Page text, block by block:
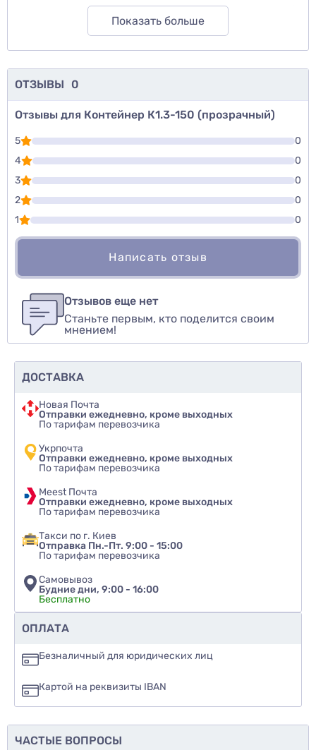
демонстрации продуктов в косметической,
пищевой и других отраслях промышленности.
Показать больше
ОТЗЫВЫ 0
Отзывы для Контейнер К1.3-150 (прозрачный)
5
0
4
0
3
0
2
0
1
0
Написать отзыв
авторизуйтесь иливойдите
Оценить товар
Рекомендуете ли вы этот товар
да
еще не знаю
Отзывов еще нет
Станьте первым, кто поделится своим
мнением!
ДОСТАВКА
Новая Почта
Отправки ежедневно, кроме выходных
По тарифам перевозчика
Укрпочта
Отправки ежедневно, кроме выходных
По тарифам перевозчика
Meest Почта
Отправки ежедневно, кроме выходных
По тарифам перевозчика
Такси по г. Киев
Отправка Пн.-Пт. 9:00 - 15:00
По тарифам перевозчика
Самовывоз
Будние дни, 9:00 - 16:00
Бесплатно
ОПЛАТА
Безналичный для юридических лиц
Картой на реквизиты IBAN
ЧАСТЫЕ ВОПРОСЫ